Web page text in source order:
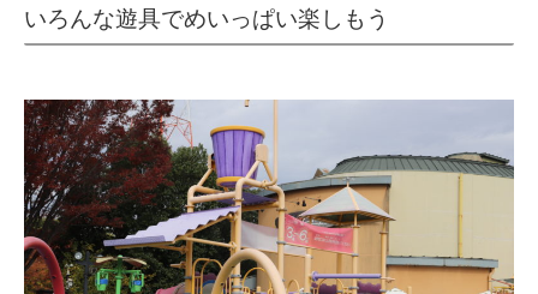
いろんな遊具でめいっぱい楽しもう